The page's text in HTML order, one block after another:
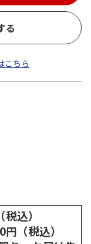
る
こちら
込）
（税込）